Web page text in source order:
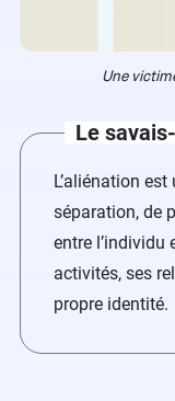
Une
Le
L’aliénation
séparation, de
entre l’individu
activités, ses
propre identité.